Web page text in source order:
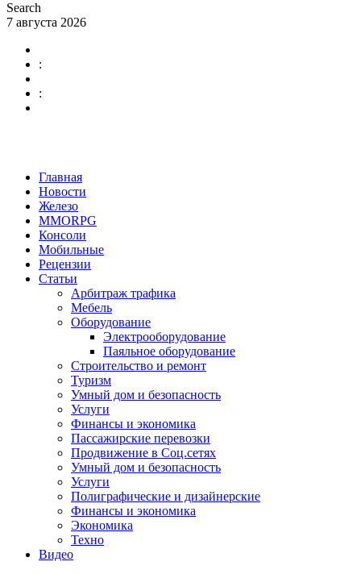
Search
7 августа 2026
:
:
Главная
Новости
Железо
MMORPG
Консоли
Мобильные
Рецензии
Статьи
Арбитраж трафика
Мебель
Оборудование
Электрооборудование
Паяльное оборудование
Строительство и ремонт
Туризм
Умный дом и безопасность
Услуги
Финансы и экономика
Пассажирские перевозки
Продвижение в Соц.сетях
Умный дом и безопасность
Услуги
Полиграфические и дизайнерские
Финансы и экономика
Экономика
Техно
Видео